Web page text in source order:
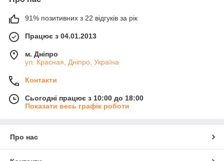
91% позитивних з 22 відгуків за рік
Працює з 04.01.2013
м. Дніпро
ул. Красная, Дніпро, Україна
Контакти
Сьогодні працює з 10:00 до 18:00
Показати весь графік роботи
Про нас